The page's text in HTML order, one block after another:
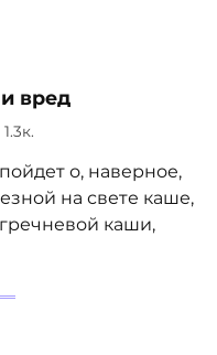
вред
1.3к.
о, наверное,
на свете каше,
каши,